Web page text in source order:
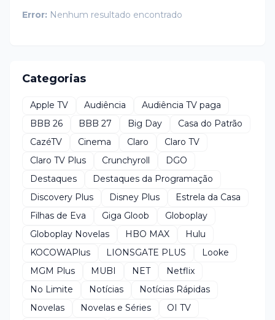
Error: Nenhum resultado encontrado
Categorias
Apple TV Audiência
Audiência TV paga
BBB 26
BBB 27 Big Day
Casa do Patrão
CazéTV
Cinema Claro
Claro TV
Claro TV Plus
Crunchyroll
DGO
Destaques
Destaques da Programação
Discovery Plus
Disney Plus
Estrela da Casa
Filhas de Eva
Giga Gloob
Globoplay
Globoplay Novelas
HBO MAX
Hulu
KOCOWAPlus
LIONSGATE PLUS
Looke
MGM Plus
MUBI NET
Netflix
No Limite
Notícias
Notícias Rápidas
Novelas
Novelas e Séries
OI TV